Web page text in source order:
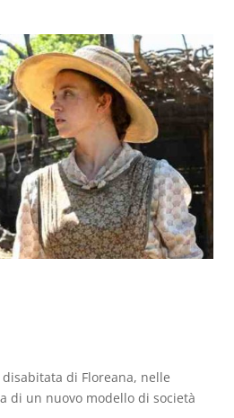
di Floreana, nelle
di un nuovo modello di società